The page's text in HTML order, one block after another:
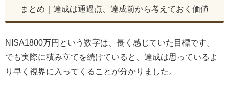
まとめ｜達成は通過点、達成前から考えておく価値
NISA1800万円という数字は、長く感じていた目標です。
でも実際に積み立てを続けていると、達成は思っているよ
り早く視界に入ってくることが分かりました。